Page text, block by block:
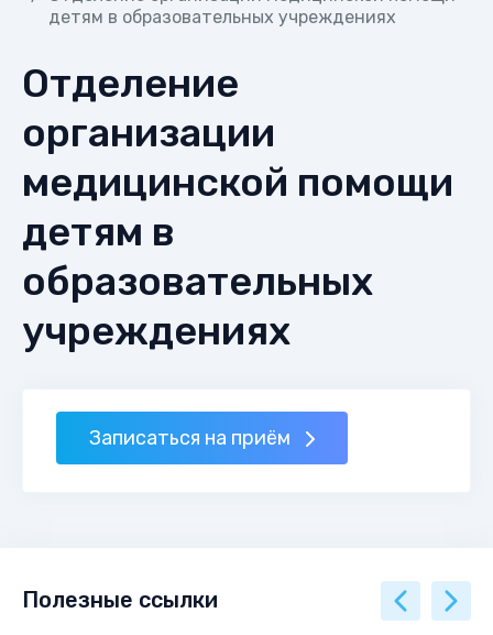
детям в образовательных учреждениях
Отделение
организации
медицинской помощи
детям в
образовательных
учреждениях
Записаться на приём
Полезные ссылки